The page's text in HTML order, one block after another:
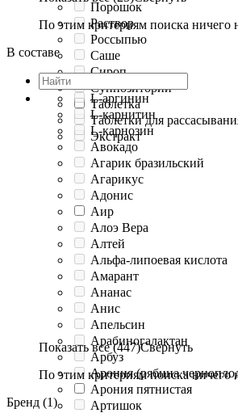
Порошок
Раствор
Россыпью
Саше
Сироп
Суппозитории
Таблетка
Таблетки для
Экстракт
По этим критериям поиска ничего
В составе
L-аргинин
L-карнитин
L-карнозин
Авокадо
Агарик бразильский
Агарикус
Адонис
Аир
Алоэ Вера
Алтей
Альфа-липоевая кислота
Амарант
Ананас
Анис
Апельсин
Арабиногалактан
Арбуз
Арония (рябина
Арония пятнистая
Артишок
Показать все (447)Свернуть
По этим критериям поиска ничего
Бренд (1)